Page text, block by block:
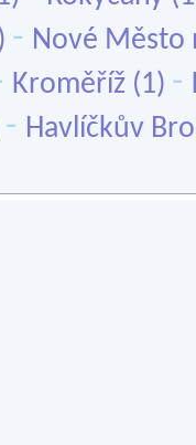
- Nové Město
Kroměříž (1) -
- Havlíčkův